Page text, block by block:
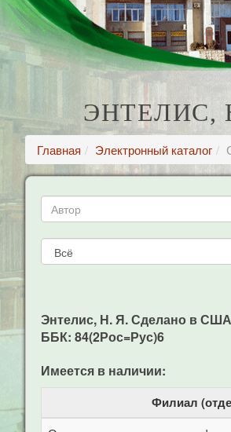
ЭНТЕЛИС,
Главная Электронный каталог
Энтелис, Н. Я. Сделано в США
ББК: 84(2Рос=Рус)6
Имеется в наличии:
Филиал